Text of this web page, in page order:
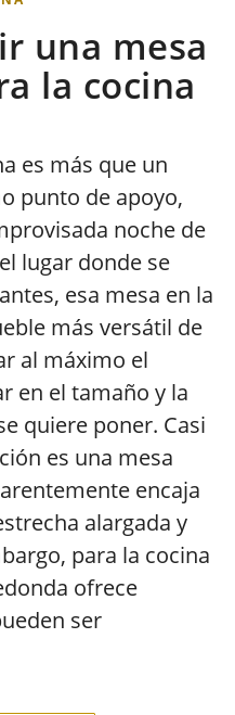
una mesa
la cocina
es más que un
punto de apoyo,
noche de
lugar donde se
esa mesa en la
más versátil de
al máximo el
en el tamaño y la
quiere poner. Casi
es una mesa
encaja
alargada y
para la cocina
ofrece
ser